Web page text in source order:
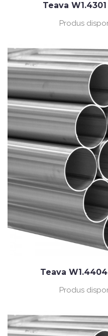
Teava
Produs
Teava W1.4404
Produs